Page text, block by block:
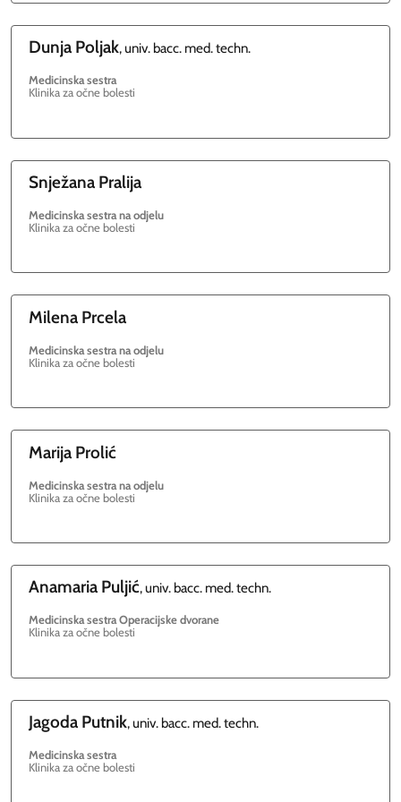
Dunja Poljak, univ. bacc. med. techn.
Medicinska sestra
Klinika za očne bolesti
Snježana Pralija
Medicinska sestra na odjelu
Klinika za očne bolesti
Milena Prcela
Medicinska sestra na odjelu
Klinika za očne bolesti
Marija Prolić
Medicinska sestra na odjelu
Klinika za očne bolesti
Anamaria Puljić, univ. bacc. med. techn.
Medicinska sestra Operacijske dvorane
Klinika za očne bolesti
Jagoda Putnik, univ. bacc. med. techn.
Medicinska sestra
Klinika za očne bolesti